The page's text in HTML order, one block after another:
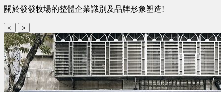
關於發發牧場的整體企業識別及品牌形象塑造!
< >